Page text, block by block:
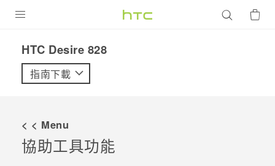
VIVE
配件
HTC Desire 828‎
指南下載
< < Menu
協助工具功能